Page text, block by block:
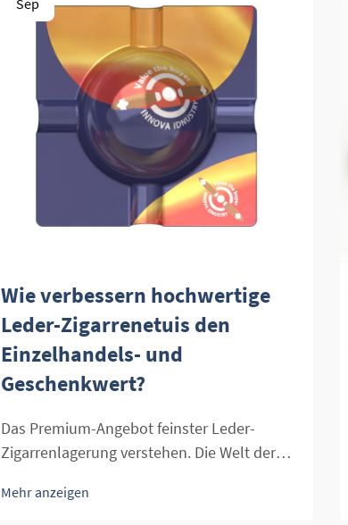
Wie verbessern hochwertige
Leder-Zigarrenetuis den
Einzelhandels- und
Geschenkwert?
Das Premium-Angebot feinster Leder-
Zigarrenlagerung verstehen. Die Welt der
Luxus, Eleganz und der Wertschätzung
Mehr anzeigen